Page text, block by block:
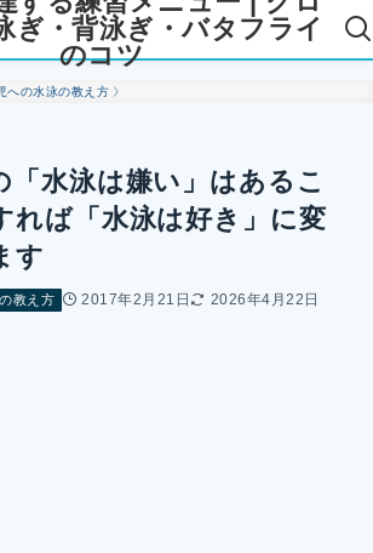
ぎ・背泳ぎ・バタフライ
のコツ
への水泳の教え方
「水泳は嫌い」はあるこ
れば「水泳は好き」に変
す
教え方 2017年2月21日 2026年4月22日